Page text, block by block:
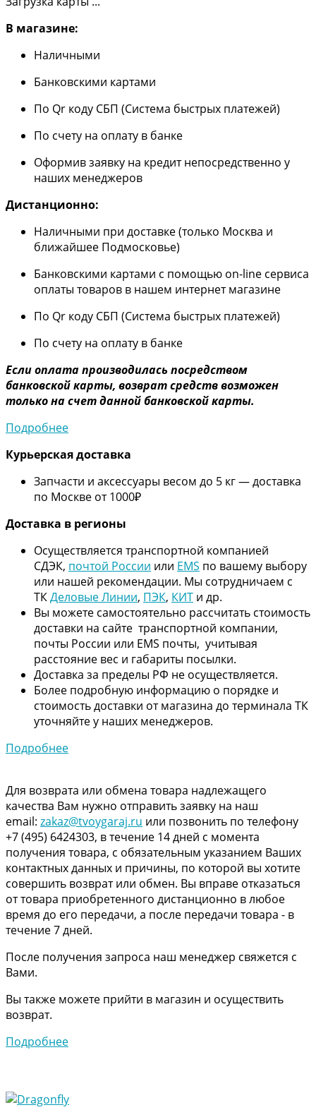
В магазине:
Наличными
Банковскими картами
По Qr коду СБП (Система быстрых платежей)
По счету на оплату в банке
Оформив заявку на кредит непосредственно у
наших менеджеров
Дистанционно:
Наличными при доставке (только Москва и
ближайшее Подмосковье)
Банковскими картами с помощью on-line сервиса
оплаты товаров в нашем интернет магазине
По Qr коду СБП (Система быстрых платежей)
По счету на оплату в банке
Если оплата производилась посредством
банковской карты, возврат средств возможен
только на счет данной банковской карты.
Подробнее
Курьерская доставка
Запчасти и аксессуары весом до 5 кг — доставка
по Москве от 1000₽
Доставка в регионы
Осуществляется транспортной компанией
СДЭК, почтой России или EMS по вашему выбору
или нашей рекомендации. Мы сотрудничаем с
ТКДеловые Линии, ПЭК, КИТ и др.
Вы можете самостоятельно рассчитать стоимость
доставки на сайте транспортной компании,
почты России или EMS почты, учитывая
расстояние вес и габариты посылки.
Доставка за пределы РФ не осуществляется.
Более подробную информацию о порядке и
стоимость доставки от магазина до терминала ТК
уточняйте у наших менеджеров.
Подробнее
Для возврата или обмена товара надлежащего
качества Вам нужно отправить заявку на наш
email: zakaz@tvoygaraj.ru или позвонить по телефону
+7 (495) 6424303, в течение 14 дней с момента
получения товара, с обязательным указанием Ваших
контактных данных и причины, по которой вы хотите
совершить возврат или обмен. Вы вправе отказаться
от товара приобретенного дистанционно в любое
время до его передачи, а после передачи товара - в
течение 7 дней.
После получения запроса наш менеджер свяжется с
Вами.
Вы также можете прийти в магазин и осуществить
возврат.
Подробнее